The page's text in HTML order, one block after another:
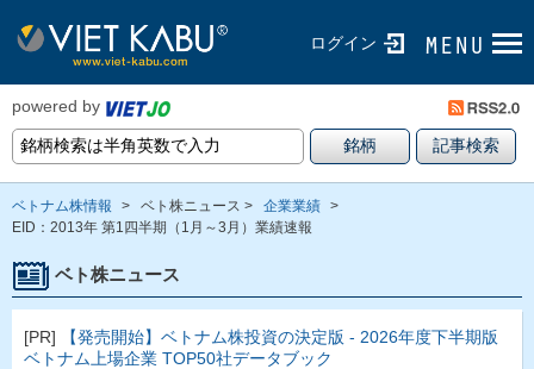
ログイン
powered by
ベトナム株情報 > ベト株ニュース > 企業業績 >
EID：2013年 第1四半期（1月～3月）業績速報
ベト株ニュース
[PR]
【発売開始】ベトナム株投資の決定版 - 2026年度下半期版
ベトナム上場企業 TOP50社データブック